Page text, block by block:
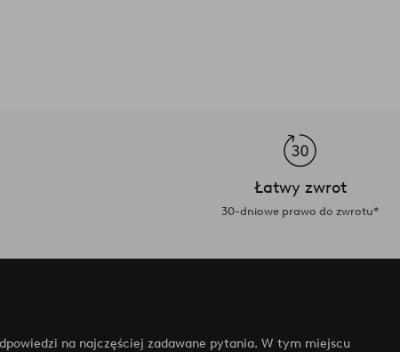
Łatwy zwrot
30-dniowe prawo do zwrotu*
na najczęściej zadawane pytania. W tym miejscu